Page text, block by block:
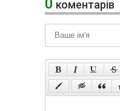
0 коментарів